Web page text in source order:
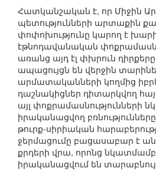
Հատկանշական է, որ Միջին
պետությունների արտաքին
փոփոխությունը կարող է
էթնոդավանական
առանց այդ էլ փխրուն
ապացույցն են վերջին
արմատականների կողմից
դաշնակիցներ դիտարկվող
այլ փոքրամասնությունների
իրականացվող
թուրք-սիրիական
ջերմացումը բացասաբար է
քրդերի վրա, որոնց նկատմամբ
իրականացվում են